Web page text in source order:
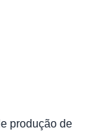
produção de